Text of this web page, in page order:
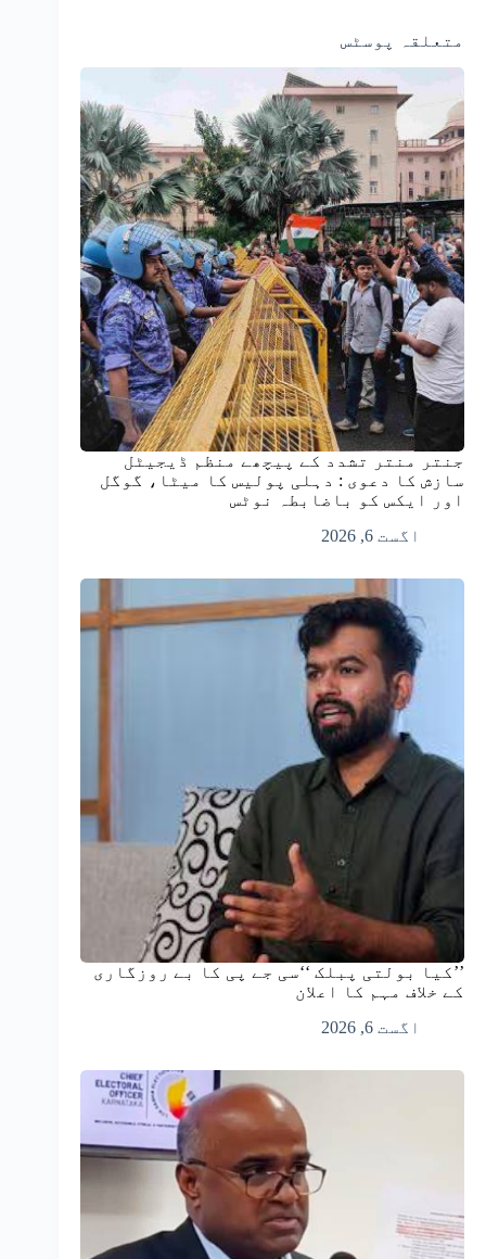
متعلقہ پوسٹس
جنتر منتر تشدد کے پیچھے منظم ڈیجیٹل
سازش کا دعوی : دہلی پولیس کا میٹا، گوگل
اور ایکس کو باضابطہ نوٹس
اگست 6, 2026
’’کیا بولتی پبلک ‘‘سی جے پی کا بے روزگاری
کے خلاف مہم کا اعلان
اگست 6, 2026